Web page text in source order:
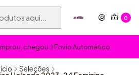
0
chegou :) Envio Automático
Seleções